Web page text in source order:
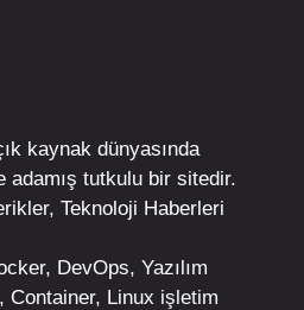
kaynak dünyasında
adamış tutkulu bir sitedir.
Teknoloji Haberleri
DevOps, Yazılım
, Container, Linux işletim